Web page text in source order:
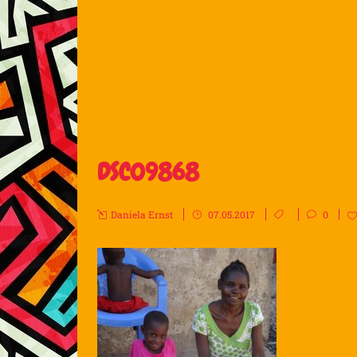
DSC09868
Daniela Ernst 07.05.2017 0